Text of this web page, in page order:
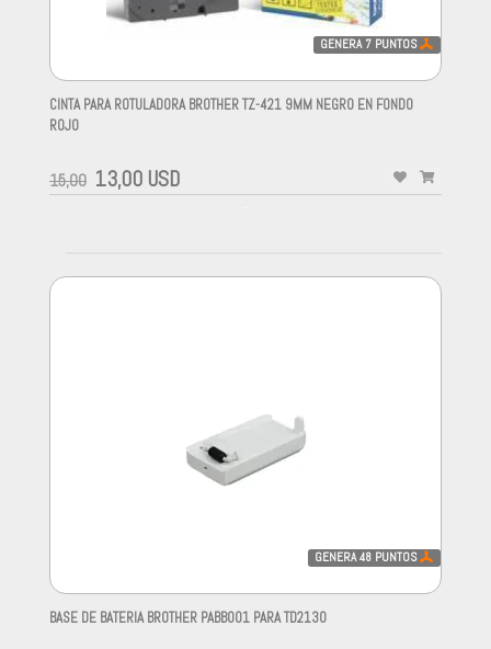
GENERA 7 PUNTOS
CINTA PARA ROTULADORA BROTHER TZ-421 9MM NEGRO EN FONDO
ROJO
15,00 13,00 USD
GENERA48 PUNTOS
BASE DE BATERIA BROTHER PABB001 PARA TD2130